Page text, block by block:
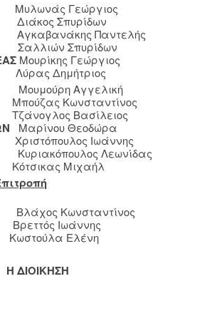
Γεώργιος
Σπυρίδων
Παντελής
Σαλλιών Σπυρίδων
Μουρίκης Γεώργιος
Λύρας Δημήτριος
Αγγελική
Βασίλειος
Μαρίνου Θεοδώρα
Χριστόπουλος Ιωάννης
Κυριακόπουλος Λεωνίδας
Μιχαήλ
Βλάχος Κωνσταντίνος
Ιωάννης
Ελένη
Η ΔΙΟΙΚΗΣΗ